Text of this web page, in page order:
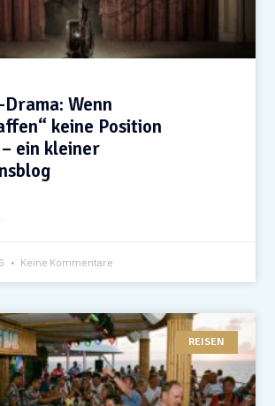
Wenn
keine Position
ein kleiner
Keine Kommentare
REISEN